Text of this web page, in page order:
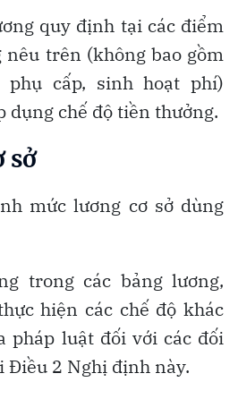
quy định tại các điểm
nêu trên (không bao gồm
phụ cấp, sinh hoạt phí)
dụng chế độ tiền thưởng.
sở
mức lương cơ sở dùng
trong các bảng lương,
hiện các chế độ khác
pháp luật đối với các đối
Điều 2 Nghị định này.